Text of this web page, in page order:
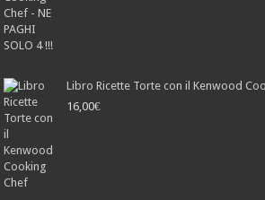
Libro Ricette Torte con il Kenwood
16,00€